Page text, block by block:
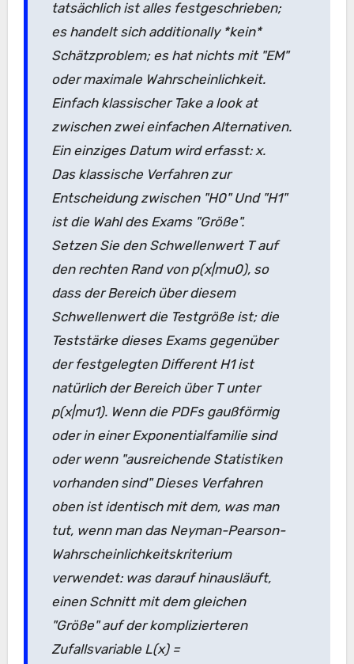
tatsächlich ist alles festgeschrieben;
es handelt sich additionally *kein*
Schätzproblem; es hat nichts mit "EM"
oder maximale Wahrscheinlichkeit.
Einfach klassischer Take a look at
zwischen zwei einfachen Alternativen.
Ein einziges Datum wird erfasst: x.
Das klassische Verfahren zur
Entscheidung zwischen "H0" Und "H1"
ist die Wahl des Exams "Größe".
Setzen Sie den Schwellenwert T auf
den rechten Rand von p(x|mu0), so
dass der Bereich über diesem
Schwellenwert die Testgröße ist; die
Teststärke dieses Exams gegenüber
der festgelegten Different H1 ist
natürlich der Bereich über T unter
p(x|mu1). Wenn die PDFs gaußförmig
oder in einer Exponentialfamilie sind
oder wenn "ausreichende Statistiken
vorhanden sind" Dieses Verfahren
oben ist identisch mit dem, was man
tut, wenn man das Neyman-Pearson-
Wahrscheinlichkeitskriterium
verwendet: was darauf hinausläuft,
einen Schnitt mit dem gleichen
"Größe" auf der komplizierteren
Zufallsvariable L(x) =